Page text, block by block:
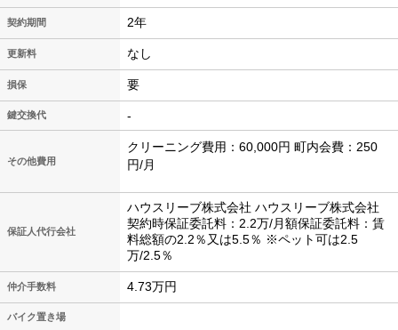
契約期間 2年
更新料 なし
損保 要
鍵交換代 -
その他費用
クリーニング費用：60,000円 町内会費：250
円/月
保証人代行会社
ハウスリーブ株式会社 ハウスリーブ株式会社
契約時保証委託料：2.2万/月額保証委託料：賃
料総額の2.2％又は5.5％ ※ペット可は2.5
万/2.5％
仲介手数料 4.73万円
バイク置き場